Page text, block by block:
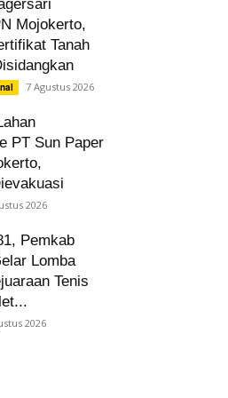
Mojokerto,
Tanah
7 Agustus 2026
PT Sun Paper
2026
Pemkab
Lomba
Tenis
2026